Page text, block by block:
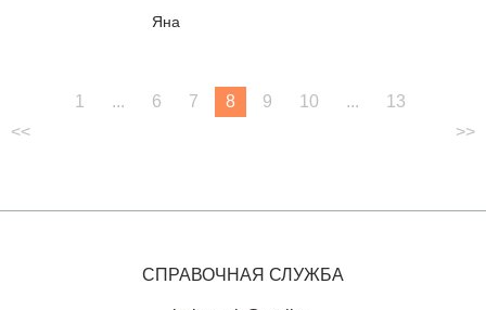
Янa
<<
1 ... 6 7 8 9 10 ...
13
>>
СПРАВОЧНАЯ СЛУЖБА